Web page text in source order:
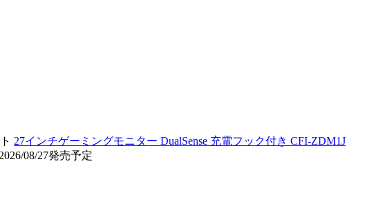
27インチゲーミングモニター DualSense 充電フック付き CFI-ZDM1J
08/27発売予定